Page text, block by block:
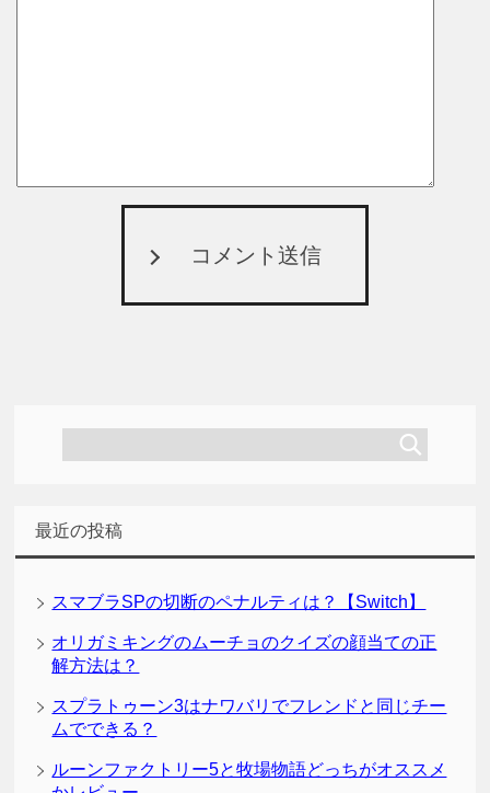
コメント送信
最近の投稿
スマブラSPの切断のペナルティは？【Switch】
オリガミキングのムーチョのクイズの顔当ての正
解方法は？
スプラトゥーン3はナワバリでフレンドと同じチー
ムでできる？
ルーンファクトリー5と牧場物語どっちがオススメ